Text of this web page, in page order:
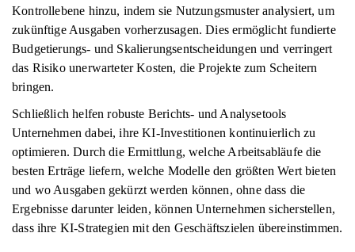
Kontrollebene hinzu, indem sie Nutzungsmuster analysiert, um
zukünftige Ausgaben vorherzusagen. Dies ermöglicht fundierte
Budgetierungs- und Skalierungsentscheidungen und verringert
das Risiko unerwarteter Kosten, die Projekte zum Scheitern
bringen.
Schließlich helfen robuste Berichts- und Analysetools
Unternehmen dabei, ihre KI-Investitionen kontinuierlich zu
optimieren. Durch die Ermittlung, welche Arbeitsabläufe die
besten Erträge liefern, welche Modelle den größten Wert bieten
und wo Ausgaben gekürzt werden können, ohne dass die
Ergebnisse darunter leiden, können Unternehmen sicherstellen,
dass ihre KI-Strategien mit den Geschäftszielen übereinstimmen.